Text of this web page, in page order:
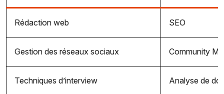
Rédaction web SEO
Gestion des réseaux sociaux Community
Techniques d’interview Analyse de